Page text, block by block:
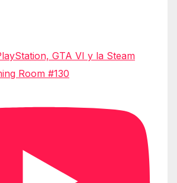
GTA VI y la Steam
Room #130